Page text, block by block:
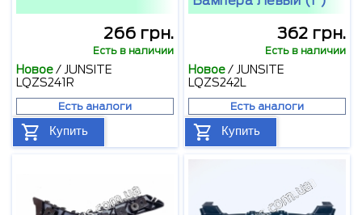
266 грн.
Есть в наличии
Новое/ JUNSITE
LQZS241R
Есть аналоги
Купить
362 грн.
Есть в наличии
Новое/ JUNSITE
LQZS242L
Есть аналоги
Купить